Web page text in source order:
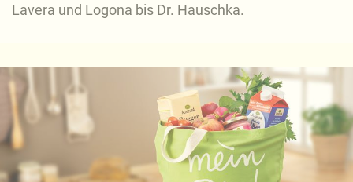
Lavera und Logona bis Dr. Hauschka.